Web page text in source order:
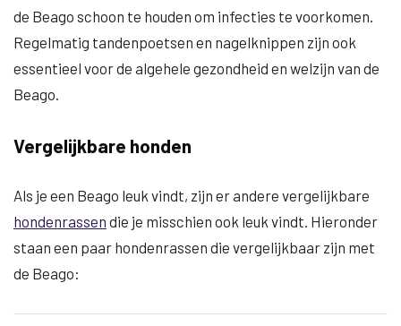
de Beago schoon te houden om infecties te voorkomen.
Regelmatig tandenpoetsen en nagelknippen zijn ook
essentieel voor de algehele gezondheid en welzijn van de
Beago.
Vergelijkbare honden
Als je een Beago leuk vindt, zijn er andere vergelijkbare
hondenrassen die je misschien ook leuk vindt. Hieronder
staan een paar hondenrassen die vergelijkbaar zijn met
de Beago: